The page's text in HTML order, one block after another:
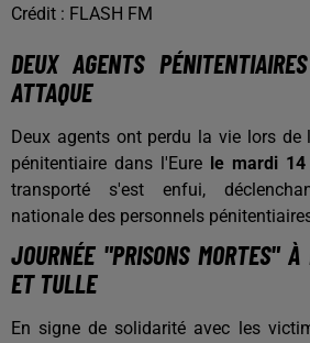
Crédit : FLASH FM
DEUX AGENTS
ATTAQUE
Deux agents ont perdu la vie lors
pénitentiaire dans l'Eure le mardi
transporté s'est enfui,
nationale des personnels
JOURNÉE "PRISONS MORTES" À
ET TULLE
En signe de solidarité avec les